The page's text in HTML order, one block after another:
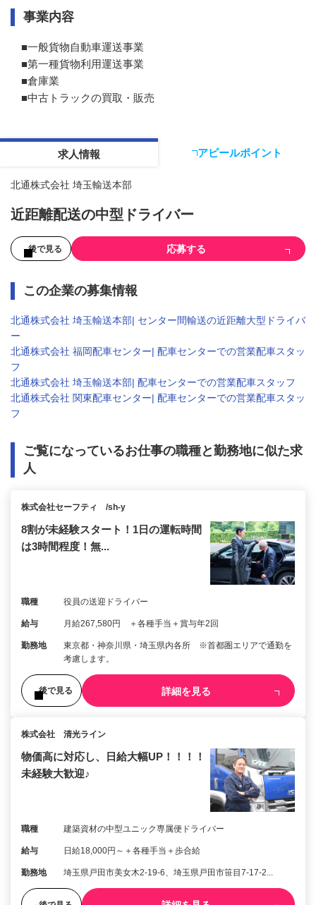
事業内容
■一般貨物自動車運送事業
■第一種貨物利用運送事業
■倉庫業
■中古トラックの買取・販売
求人情報 アピールポイント
北通株式会社 埼玉輸送本部
近距離配送の中型ドライバー
後で見る 応募する
この企業の募集情報
北通株式会社 埼玉輸送本部| センター間輸送の近距離大型ドライバ
ー
北通株式会社 福岡配車センター| 配車センターでの営業配車スタッ
フ
北通株式会社 埼玉輸送本部| 配車センターでの営業配車スタッフ
北通株式会社 関東配車センター| 配車センターでの営業配車スタッ
フ
ご覧になっているお仕事の職種と勤務地に似た求
人
株式会社セーフティ /sh-y
8割が未経験スタート！1日の運転時間
は3時間程度！無...
職種 役員の送迎ドライバー
給与 月給267,580円 ＋各種手当＋賞与年2回
勤務地
東京都・神奈川県・埼玉県内各所 ※首都圏エリアで通勤を
考慮します。
後で見る 詳細を見る
株式会社 清光ライン
物価高に対応し、日給大幅UP！！！！
未経験大歓迎♪
職種 建築資材の中型ユニック専属便ドライバー
給与 日給18,000円～＋各種手当＋歩合給
勤務地 埼玉県戸田市美女木2-19-6、埼玉県戸田市笹目7-17-2...